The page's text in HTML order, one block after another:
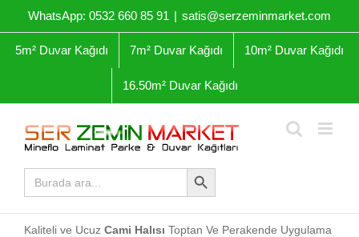
WhatsApp: 0532 660 85 91 | satis@serzeminmarket.com
5m² Duvar Kağıdı 7m² Duvar Kağıdı 10m² Duvar Kağıdı
16.50m² Duvar Kağıdı
Arama
yap:
Arama Butonu
Kaliteli ve Ucuz Cami Halısı Toptan Ve Perakende Uygulama